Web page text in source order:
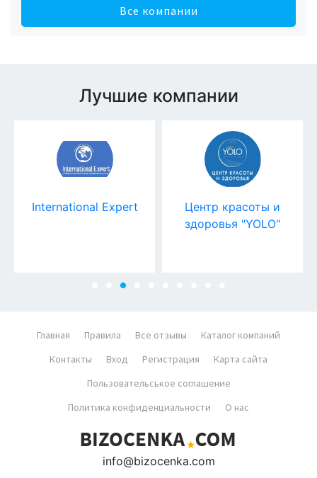
Все компании
Лучшие компании
International Expert
Центр красоты и
здоровья "YOLO"
Главная Правила Все отзывы
Каталог компаний
Контакты
Вход Регистрация
Карта сайта
Пользовательськое соглашение
Политика конфиденциальности
О нас
info@bizocenka.com